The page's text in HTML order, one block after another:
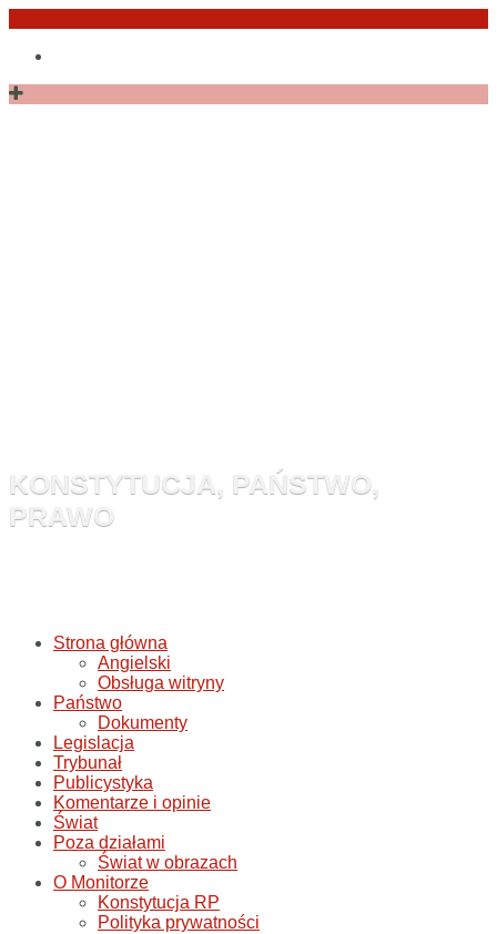
Przejdź
treści
KONSTYTUCJA, PAŃSTWO,
PRAWO
Strona główna
Angielski
Obsługa witryny
Państwo
Dokumenty
Legislacja
Trybunał
Publicystyka
Komentarze i opinie
Świat
Poza działami
Świat w obrazach
O Monitorze
Konstytucja RP
Polityka prywatności